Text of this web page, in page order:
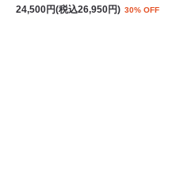
24,500円(税込26,950円) 30% OFF